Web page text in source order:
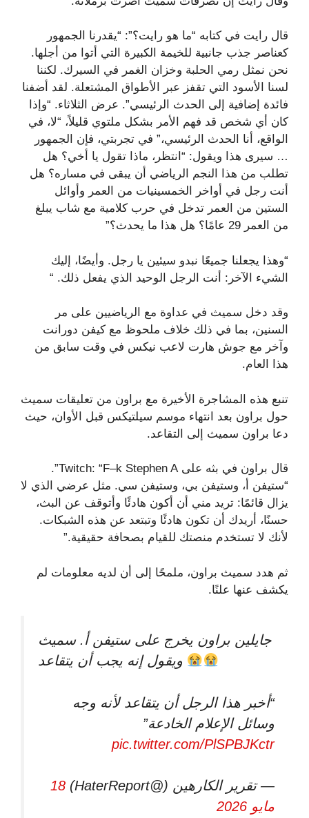
قال رايت في كتابه “ما هو رايت؟”: “يقدرنا الجمهور
كعناصر جذب جانبية للخيمة الكبيرة التي أتوا من أجلها.
نحن نمثل رمي الحلبة وخزان الغمر في السيرك. لكننا
لسنا الأسود التي تقفز عبر الأطواق المشتعلة. لقد أضفنا
فائدة إضافية إلى الحدث الرئيسي”. عرض الثلاثاء. “وإذا
كان أي شخص قد فهم الأمر بشكل ملتوي قليلاً، “لا، في
الواقع، أنا الحدث الرئيسي،” في تجربتي، فإن الجمهور
… سيرى هذا ويقول: “انتظر، ماذا تقول يا أخي؟ هل
تطلب من هذا النجم الرياضي أن يبقى في مساره؟ هل
أنت رجل في أواخر الخمسينيات من العمر وأوائل
الستين من العمر تدخل في حرب كلامية مع شاب يبلغ
من العمر 29 عامًا؟ هل هذا ما يحدث؟”
“وهذا يجعلنا جميعًا نبدو سيئين يا رجل. وأيضًا، إليك
الشيء الآخر: أنت الرجل الوحيد الذي يفعل ذلك. “
وقد دخل سميث في عداوة مع الرياضيين على مر
السنين، بما في ذلك خلاف ملحوظ مع كيفن دورانت
وآخر مع جوش هارت لاعب نيكس في وقت سابق من
هذا العام.
تنبع هذه المشاجرة الأخيرة مع براون من تعليقات سميث
حول براون بعد انتهاء موسم سيلتيكس قبل الأوان، حيث
دعا براون سميث إلى التقاعد.
قال براون في بثه على Twitch: “F–k Stephen A”.
“ستيفن أ، وستيفن بي، وستيفن سي. مثل عرضي الذي لا
يزال قائمًا: تريد مني أن أكون هادئًا وأتوقف عن البث،
حسنًا، أريدك أن تكون هادئًا وتبتعد عن هذه الشبكات.
لأنك لا تستخدم منصتك للقيام بصحافة حقيقية.”
ثم هدد سميث براون، ملمحًا إلى أن لديه معلومات لم
يكشف عنها علنًا.
جايلين براون يخرج على ستيفن أ. سميث
“أخبر هذا الرجل أن يتقاعد لأنه وجه
وسائل الإعلام الخادعة”
pic.twitter.com/PlSPBJKctr
— تقرير الكارهين (@HaterReport)
18
مايو 2026